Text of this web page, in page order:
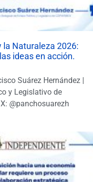
la Naturaleza 2026:
ideas en acción.
Suárez Hernández |
y Legislativo de
@panchosuarezh